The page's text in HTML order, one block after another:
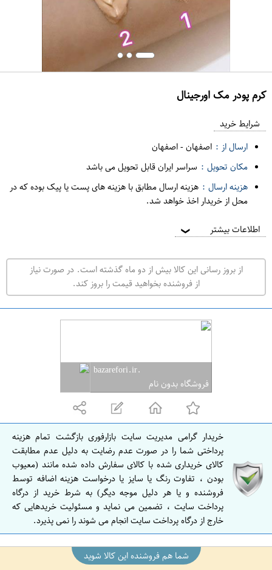
کرم پودر مک اورجینال
ف
ر
و
ت
ه
ر
ا
ص
ف
ه
ا
ص
ف
ه
ا
ن
شرایط خرید
ارسال از : اصفهان-اصفهان
مکان تحویل : سراسر ایران قابل تحویل می باشد
هزینه ارسال : هزینه ارسال مطابق با هزینه های پست یا پیک بوده که در
محل از خریدار اخذ خواهد شد.
اطلاعات بیشتر ❯
از بروز رسانی این کالا بیش از دو ماه گذشته است. در صورت نیاز
از فروشنده بخواهید قیمت را بروز کند.
.bazarefori.ir
فروشگاه بدون نام
خریدار گرامی مدیریت سایت بازارفوری بازگشت تمام هزینه
پرداختی شما را در صورت عدم رضایت به دلیل عدم مطابقت
کالای خریداری شده با کالای سفارش داده شده مانند (معیوب
بودن ، تفاوت رنگ یا سایز یا درخواست هزینه اضافه توسط
فروشنده و یا هر دلیل موجه دیگر) به شرط خرید از درگاه
پرداخت سایت ، تضمین می نماید و مسئولیت خریدهایی که
خارج از درگاه پرداخت سایت انجام می شوند را نمی پذیرد.
شما هم فروشنده این کالا شوید